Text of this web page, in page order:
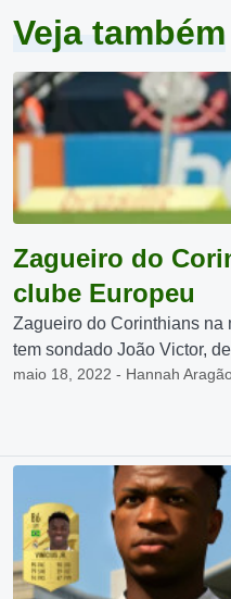
Veja também
Zagueiro do
clube Europeu
Zagueiro do Corinthians na
tem sondado João Victor,
maio 18, 2022 - Hannah